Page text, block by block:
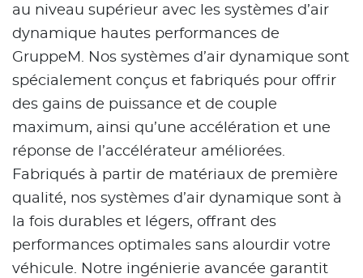
au niveau supérieur avec les systèmes d’air
dynamique hautes performances de
GruppeM. Nos systèmes d’air dynamique sont
spécialement conçus et fabriqués pour offrir
des gains de puissance et de couple
maximum, ainsi qu’une accélération et une
réponse de l’accélérateur améliorées.
Fabriqués à partir de matériaux de première
qualité, nos systèmes d’air dynamique sont à
la fois durables et légers, offrant des
performances optimales sans alourdir votre
véhicule. Notre ingénierie avancée garantit